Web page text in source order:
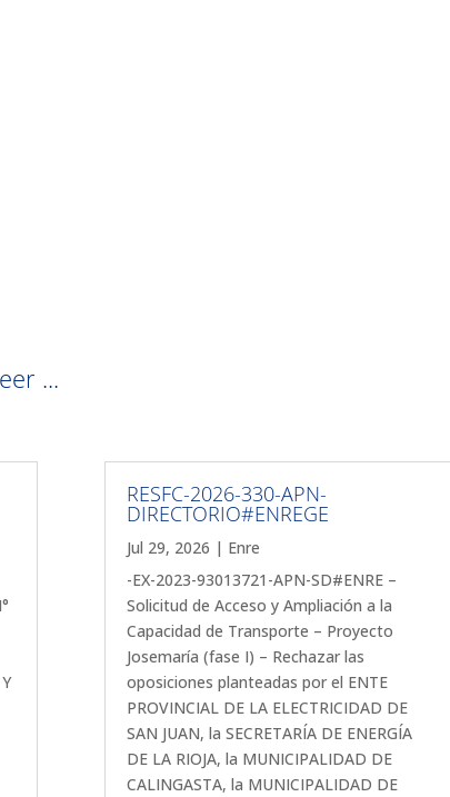
...
RESFC-2026-330-APN-
DIRECTORIO#ENREGE
Jul 29, 2026 | Enre
-EX-2023-93013721-APN-SD#ENRE –
Solicitud de Acceso y Ampliación a la
Capacidad de Transporte – Proyecto
Josemaría (fase I) – Rechazar las
oposiciones planteadas por el ENTE
PROVINCIAL DE LA ELECTRICIDAD DE
SAN JUAN, la SECRETARÍA DE ENERGÍA
DE LA RIOJA, la MUNICIPALIDAD DE
CALINGASTA, la MUNICIPALIDAD DE